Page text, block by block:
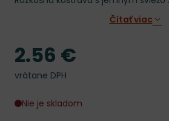
Čítať viac
Cena
2.56 €
vrátane DPH
Nie je skladom